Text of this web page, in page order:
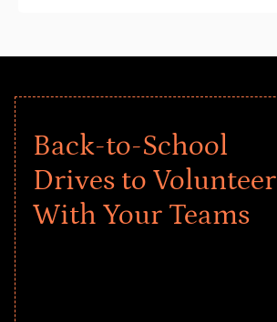
Back-to-School
Drives to Volunteer
With Your Teams